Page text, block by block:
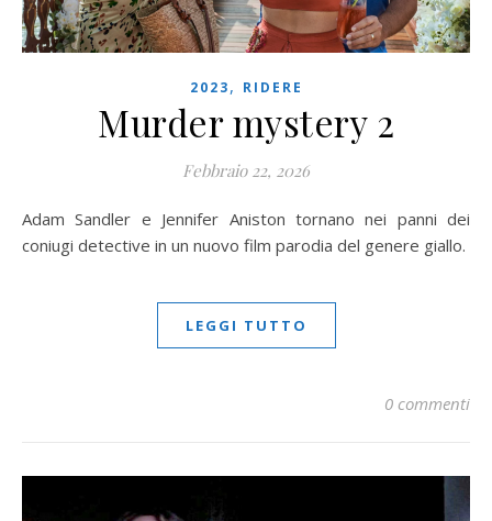
2023, RIDERE
Murder mystery 2
Febbraio 22, 2026
Adam Sandler e Jennifer Aniston tornano nei panni dei
coniugi detective in un nuovo film parodia del genere giallo.
LEGGI TUTTO
0 commenti